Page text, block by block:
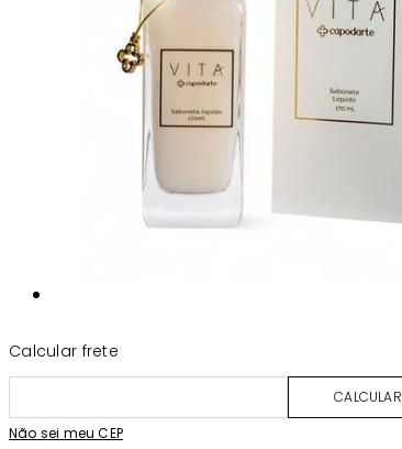
Calcular frete
CALCULAR
Não sei meu CEP